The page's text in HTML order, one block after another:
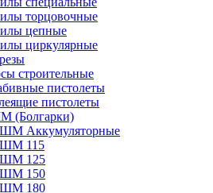
торцовочные
цепные
циркулярные
строительные
пистолеты
пистолеты
(Болгарки)
Аккумуляторные
115
125
150
180